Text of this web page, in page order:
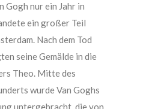
Gogh nur ein Jahr in
ein großer Teil
Nach dem Tod
seine Gemälde in die
Theo. Mitte des
wurde Van Goghs
untergebracht, die von